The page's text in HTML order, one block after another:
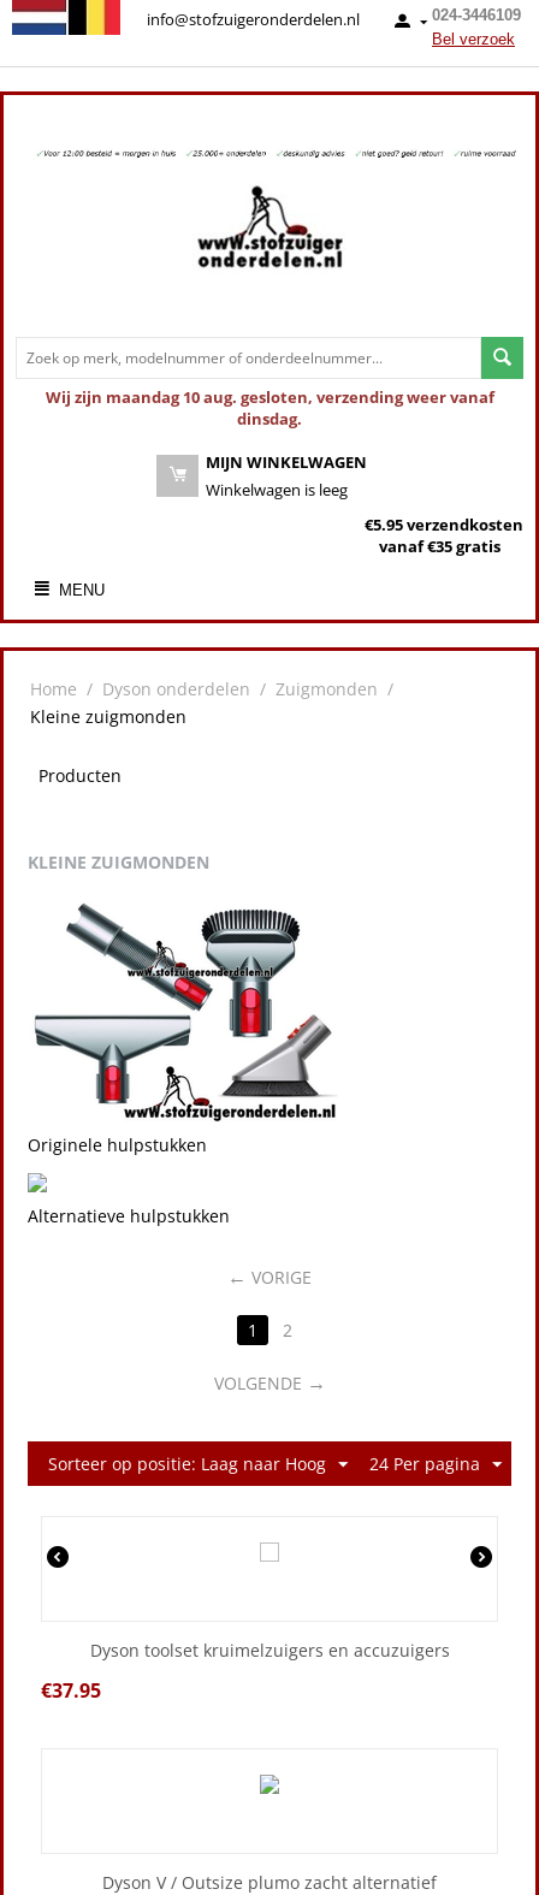
024-3446109
Bel verzoek
info@stofzuigeronderdelen.nl
Wij zijn maandag 10 aug. gesloten, verzending weer vanaf
dinsdag.
MIJN WINKELWAGEN
Winkelwagen is leeg
€5.95 verzendkosten
vanaf €35 gratis
MENU
Home / Dyson onderdelen / Zuigmonden /
Kleine zuigmonden
Producten
KLEINE ZUIGMONDEN
Originele hulpstukken
Alternatieve hulpstukken
VORIGE
1 2
VOLGENDE
Sorteer op positie: Laag naar Hoog 24 Per pagina
Dyson toolset kruimelzuigers en accuzuigers
€37.95
Dyson V / Outsize plumo zacht alternatief